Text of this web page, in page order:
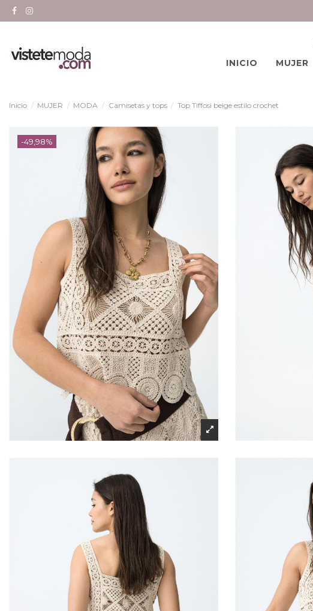
INICIO
MUJER
Inicio MUJER MODA Camisetas y tops Top Tiffosi beige estilo crochet
-49,98%